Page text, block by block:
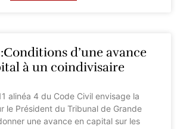
d’une avance
à un coindivisaire
alinéa 4 du Code Civil envisage la
le Président du Tribunal de Grande
une avance en capital sur les